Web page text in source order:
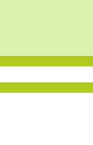
στο Newsletter